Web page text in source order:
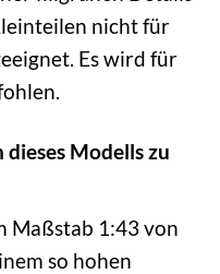
nicht für
Es wird für
dieses Modells zu
Maßstab 1:43 von
so hohen